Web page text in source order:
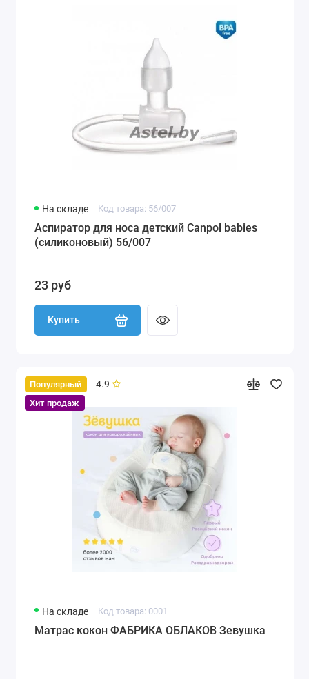
На складе Код товара: 56/007
Аспиратор для носа детский Canpol babies
(силиконовый) 56/007
23 руб
Купить
Популярный
Хит продаж
4.9
На складе Код товара: 0001
Матрас кокон ФАБРИКА ОБЛАКОВ Зевушка